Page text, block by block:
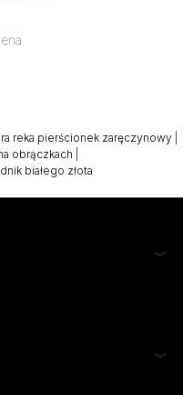
reka pierścionek zaręczynowy
obrączkach
białego złota